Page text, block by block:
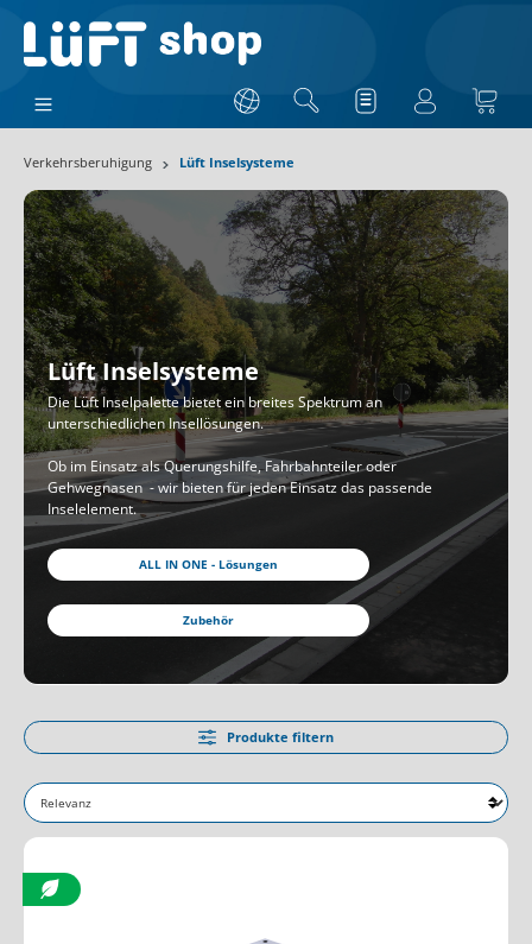
Verkehrsberuhigung Lüft Inselsysteme
Lüft Inselsysteme
Die Lüft Inselpalette bietet ein breites Spektrum an
unterschiedlichen Insellösungen.
Ob im Einsatz als Querungshilfe, Fahrbahnteiler oder
Gehwegnasen - wir bieten für jeden Einsatz das passende
Inselelement.
ALL IN ONE - Lösungen
Zubehör
Produkte filtern